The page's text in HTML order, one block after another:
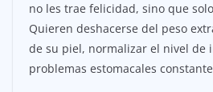
no les trae felicidad, sino que
Quieren deshacerse del peso
de su piel, normalizar el nivel de
problemas estomacales